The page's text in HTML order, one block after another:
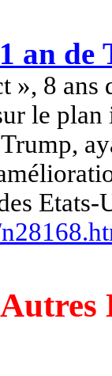
an de
», 8 ans
le
Trump,
Autres